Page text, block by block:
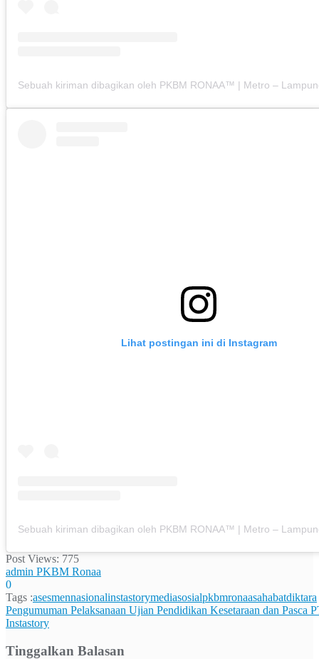
Lihat postingan ini di Instagram
Post Views: 775
admin PKBM Ronaa
0
Tags :asesmennasionalinstastorymediasosialpkbmronaasahabatdiktara
Navigasi
pos
Pengumuman Pelaksanaan Ujian Pendidikan Kesetaraan dan Pasca
Instastory
Tinggalkan Balasan